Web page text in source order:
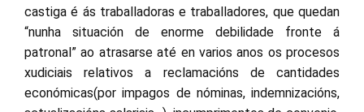
castiga é ás traballadoras e traballadores, que quedan
“nunha situación de enorme debilidade fronte á
patronal” ao atrasarse até en varios anos os procesos
xudiciais relativos a reclamacións de cantidades
económicas(por impagos de nóminas, indemnizacións,